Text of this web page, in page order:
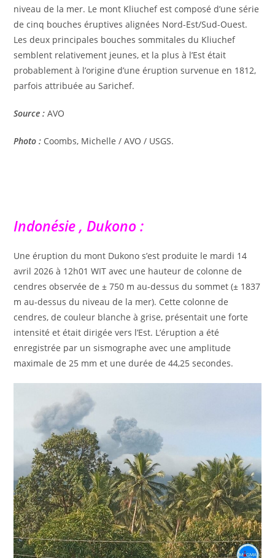
niveau de la mer. Le mont Kliuchef est composé d’une série
de cinq bouches éruptives alignées Nord-Est/Sud-Ouest.
Les deux principales bouches sommitales du Kliuchef
semblent relativement jeunes, et la plus à l’Est était
probablement à l’origine d’une éruption survenue en 1812,
parfois attribuée au Sarichef.
Source : AVO
Photo : Coombs, Michelle / AVO / USGS.
Indonésie , Dukono :
Une éruption du mont Dukono s’est produite le mardi 14
avril 2026 à 12h01 WIT avec une hauteur de colonne de
cendres observée de ± 750 m au-dessus du sommet (± 1837
m au-dessus du niveau de la mer). Cette colonne de
cendres, de couleur blanche à grise, présentait une forte
intensité et était dirigée vers l’Est. L’éruption a été
enregistrée par un sismographe avec une amplitude
maximale de 25 mm et une durée de 44,25 secondes.